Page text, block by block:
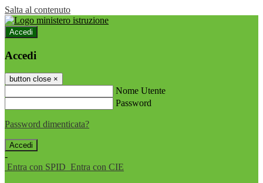
Salta al contenuto
Accedi
Accedi
button close ×
Nome Utente
Password
Password dimenticata?
-
Entra con SPID Entra con CIE